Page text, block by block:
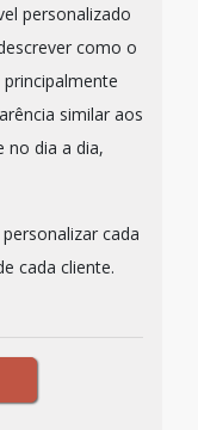
personalizado
como o
similar aos
no dia a dia,
cada
cada cliente.